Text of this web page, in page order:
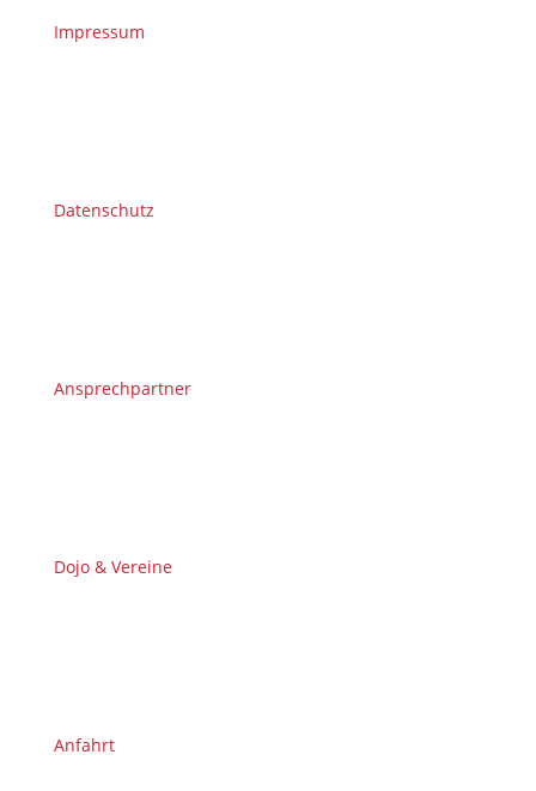
Impressum
Datenschutz
Ansprechpartner
Dojo & Vereine
Anfahrt